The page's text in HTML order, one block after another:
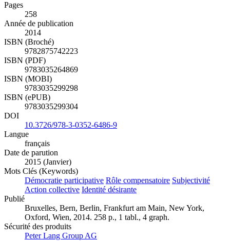
Pages
258
Année de publication
2014
ISBN (Broché)
9782875742223
ISBN (PDF)
9783035264869
ISBN (MOBI)
9783035299298
ISBN (ePUB)
9783035299304
DOI
10.3726/978-3-0352-6486-9
Langue
français
Date de parution
2015 (Janvier)
Mots Clés (Keywords)
Démocratie participative Rôle compensatoire Subjectivité
Action collective Identité désirante
Publié
Bruxelles, Bern, Berlin, Frankfurt am Main, New York,
Oxford, Wien, 2014. 258 p., 1 tabl., 4 graph.
Sécurité des produits
Peter Lang Group AG